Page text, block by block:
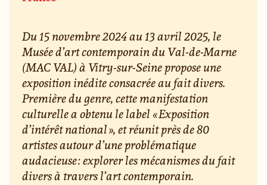
Du 15 novembre 2024 au 13 avril 2025, le
Musée d’art contemporain du Val-de-Marne
(MAC VAL) à Vitry-sur-Seine propose une
exposition inédite consacrée au fait divers.
Première du genre, cette manifestation
culturelle a obtenu le label « Exposition
d’intérêt national », et réunit près de 80
artistes autour d’une problématique
audacieuse : explorer les mécanismes du fait
divers à travers l’art contemporain.